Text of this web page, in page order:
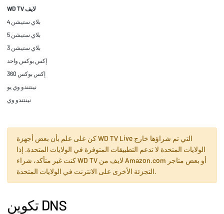
WD TV لايف
بلاي ستيشن 4
بلاي ستيشن 5
بلاي ستيشن 3
إكس بوكس واحد
إكس بوكس 360
نينتندو وي يو
نينتندو وي
كن على علم بأن بعض أجهزة WD TV Live التي تم شراؤها خارج
الولايات المتحدة لا تدعم التطبيقات المتوفرة في الولايات المتحدة. إذا
كنت غير متأكد، شراء WD TV لايف من Amazon.com أو بعض متاجر
التجزئة الأخرى على الانترنت في الولايات المتحدة.
تكوين DNS